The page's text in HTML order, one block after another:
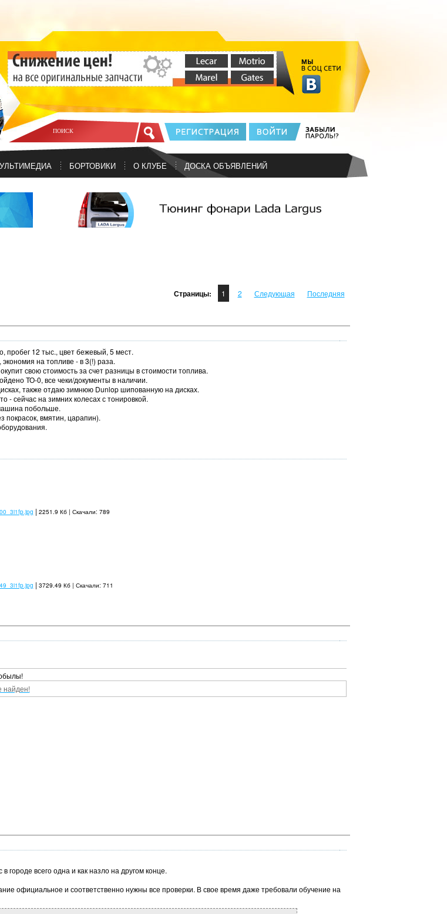
БОРТОВИКИ О КЛУБЕ ДОСКА ОБЪЯВЛЕНИЙ
Страницы: 1 2 Следующая Последняя
пробег 12 тыс., цвет бежевый, 5 мест.
на топливе - в 3(!) раза.
свою стоимость за счет разницы в стоимости топлива.
ТО-0, все чеки/документы в наличии.
также отдаю зимнюю Dunlop шипованную на дисках.
сейчас на зимних колесах с тонировкой.
побольше.
покрасок, вмятин, царапин).
| 2251.9 Кб | Скачали: 789
| 3729.49 Кб | Скачали: 711
найден!
городе всего одна и как назло на другом конце.
официальное и соответственно нужны все проверки. В свое время даже требовали обучение на